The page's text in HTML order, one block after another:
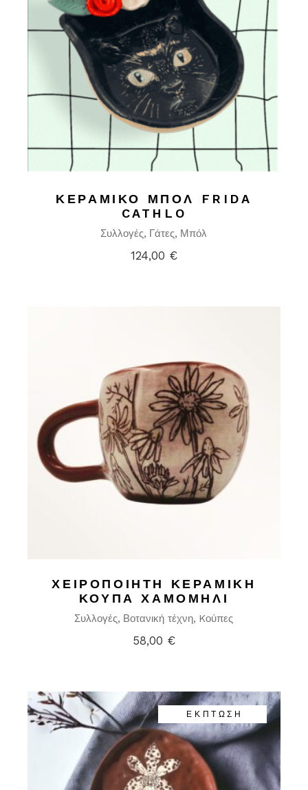
ΚΕΡΑΜΙΚΌ ΜΠΟΛ FRIDA
CATHLO
Συλλογές Γάτες Μπόλ
124,00 €
ΧΕΙΡΟΠΟΊΗΤΗ ΚΕΡΑΜΙΚΉ
ΚΟΎΠΑ ΧΑΜΟΜΉΛΙ
Συλλογές Βοτανική τέχνη Kούπες
58,00 €
ΕΚΠΤΩΣΗ